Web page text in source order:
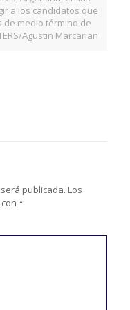
a los candidatos que
de medio término de
Agustin Marcarian
publicada. Los
*